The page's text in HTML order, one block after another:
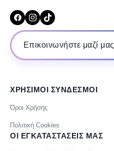
Επικοινωνήστε μαζί μας
ΧΡΗΣΙΜΟΙ ΣΥΝΔΕΣΜΟΙ
Όροι Χρήσης
Πολιτική Cookies
ΟΙ ΕΓΚΑΤΑΣΤΑΣΕΙΣ ΜΑΣ